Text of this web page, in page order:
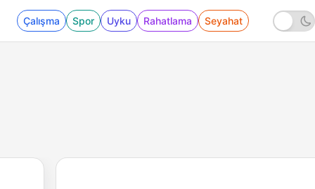
Çalışma Spor Uyku Rahatlama Seyahat